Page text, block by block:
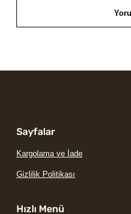
Sayfalar
Kargolama ve İade
Gizlilik Politikası
Hızlı Menü